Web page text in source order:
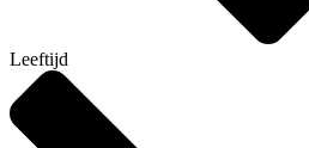
Leeftijd